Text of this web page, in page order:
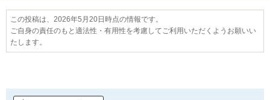
この投稿は、2026年5月20日時点の情報です。
ご自身の責任のもと適法性・有用性を考慮してご利用いただくようお願いい
たします。